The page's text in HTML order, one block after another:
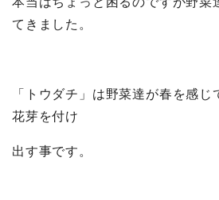
てきました。
「トウダチ」は野菜達が春を感じ
花芽を付け
出す事です。